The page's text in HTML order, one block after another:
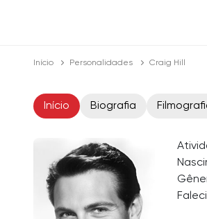
Início Personalidades Craig Hill
Início Biografia